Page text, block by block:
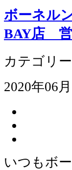
ボーネル
BAY店 営
カテゴリー
2020年06
いつもボ